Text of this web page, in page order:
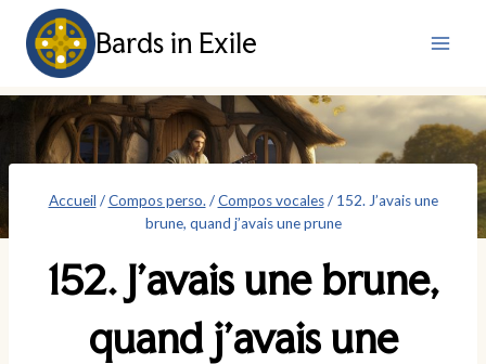
contenu
Bards in Exile
Accueil / Compos perso. / Compos vocales / 152. J’avais une
brune, quand j’avais une prune
152. J’avais une brune,
quand j’avais une